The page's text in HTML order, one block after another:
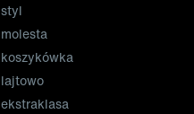
styl
molesta
koszykówka
lajtowo
ekstraklasa